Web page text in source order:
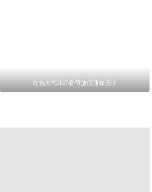
红色大气2025春节放假通知设计